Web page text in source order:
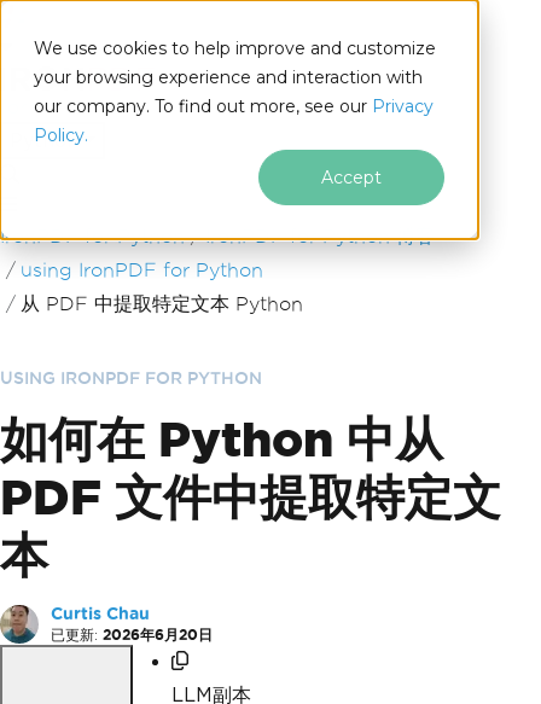
We use cookies to help improve and customize
your browsing experience and interaction with
our company. To find out more, see our Privacy
Policy.
Accept
Python
跳至页脚内容
IronPDF for Python
IronPDF for Python 博客
using IronPDF for Python
从 PDF 中提取特定文本 Python
USING IRONPDF FOR PYTHON
如何在 Python 中从
PDF 文件中提取特定文
本
Curtis Chau
已更新: 2026年6月20日
LLM副本